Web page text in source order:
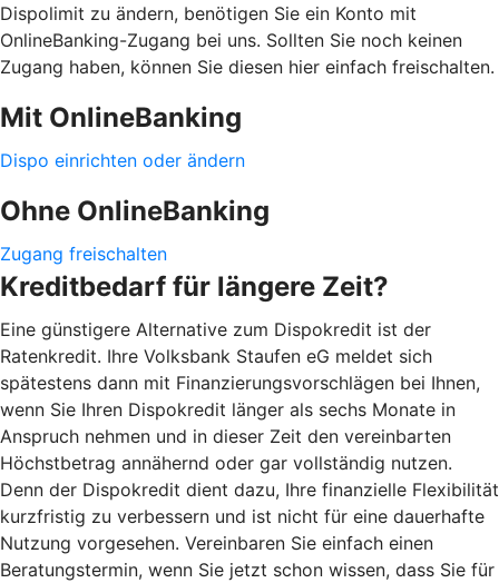
Dispolimit zu ändern, benötigen Sie ein Konto mit
OnlineBanking-Zugang bei uns. Sollten Sie noch keinen
Zugang haben, können Sie diesen hier einfach freischalten.
Mit OnlineBanking
Dispo einrichten oder ändern
Ohne OnlineBanking
Zugang freischalten
Kreditbedarf für längere Zeit?
Eine günstigere Alternative zum Dispokredit ist der
Ratenkredit. Ihre Volksbank Staufen eG meldet sich
spätestens dann mit Finanzierungsvorschlägen bei Ihnen,
wenn Sie Ihren Dispokredit länger als sechs Monate in
Anspruch nehmen und in dieser Zeit den vereinbarten
Höchstbetrag annähernd oder gar vollständig nutzen.
Denn der Dispokredit dient dazu, Ihre finanzielle Flexibilität
kurzfristig zu verbessern und ist nicht für eine dauerhafte
Nutzung vorgesehen. Vereinbaren Sie einfach einen
Beratungstermin, wenn Sie jetzt schon wissen, dass Sie für